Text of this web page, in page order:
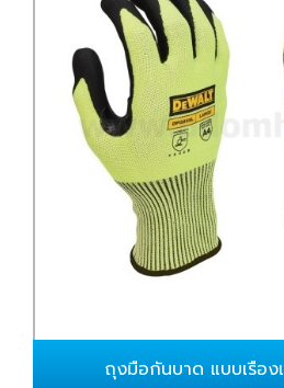
ถุงมือกันบาด แบบเรือง